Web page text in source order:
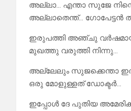
അല്ലാ… എന്താ സുജേ
അല്ലാതെന്ത്… ഗോപേട്ടൻ
ഇരുപത്തി അഞ്ചു വർഷമായി
മുഖത്തു വരുത്തി നിന്നു…
അല്ലേലും സുജക്കെന്താ
ഒരു മോളുള്ളത് ഡോക്ടർ…
ഇപ്പോൾ ദേ പുതിയ